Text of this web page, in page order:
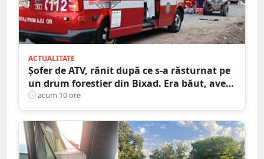
ACTUALITATE
Șofer de ATV, rănit după ce s-a răsturnat pe
un drum forestier din Bixad. Era băut, avea
permisul anulat, iar vehiculul nu era
înmatriculat
acum 10 ore